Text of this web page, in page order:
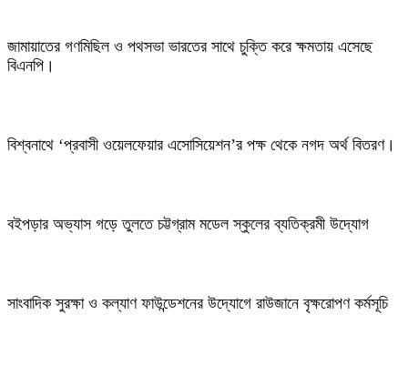
জামায়াতের গণমিছিল ও পথসভা ভারতের সাথে চুক্তি করে ক্ষমতায় এসেছে
বিএনপি।
বিশ্বনাথে ‘প্রবাসী ওয়েলফেয়ার এসোসিয়েশন’র পক্ষ থেকে নগদ অর্থ বিতরণ।
বইপড়ার অভ্যাস গড়ে তুলতে চট্টগ্রাম মডেল স্কুলের ব্যতিক্রমী উদ্যোগ
সাংবাদিক সুরক্ষা ও কল্যাণ ফাউন্ডেশনের উদ্যোগে রাউজানে বৃক্ষরোপণ কর্মসূচি